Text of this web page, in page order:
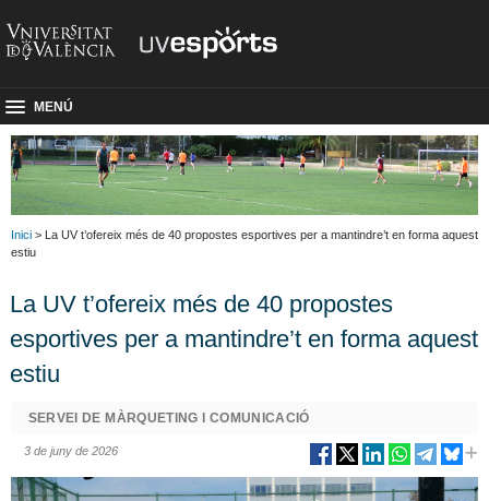
MENÚ
Inici > La UV t’ofereix més de 40 propostes esportives per a mantindre’t en forma aquest
estiu
La UV t’ofereix més de 40 propostes
esportives per a mantindre’t en forma aquest
estiu
SERVEI DE MÀRQUETING I COMUNICACIÓ
3 de juny de 2026